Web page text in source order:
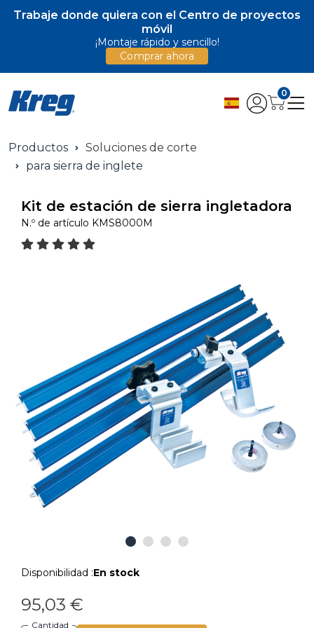
Trabaje donde quiera con el Centro de proyectos
móvil
¡Montaje rápido y sencillo!
Comprar ahora
0
Productos
Soluciones de corte
para sierra de inglete
Kit de estación de sierra ingletadora
N.º de artículo KMS8000M
Disponibilidad :En stock
95,03 €
Cantidad